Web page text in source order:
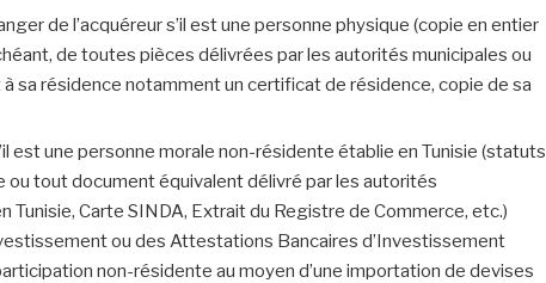
de l’acquéreur s’il est une personne physique (copie en entier
de toutes pièces délivrées par les autorités municipales ou
sa résidence notamment un certificat de résidence, copie de sa
est une personne morale non-résidente établie en Tunisie (statuts
ou tout document équivalent délivré par les autorités
Tunisie, Carte SINDA, Extrait du Registre de Commerce, etc.)
ou des Attestations Bancaires d’Investissement
non-résidente au moyen d’une importation de devises